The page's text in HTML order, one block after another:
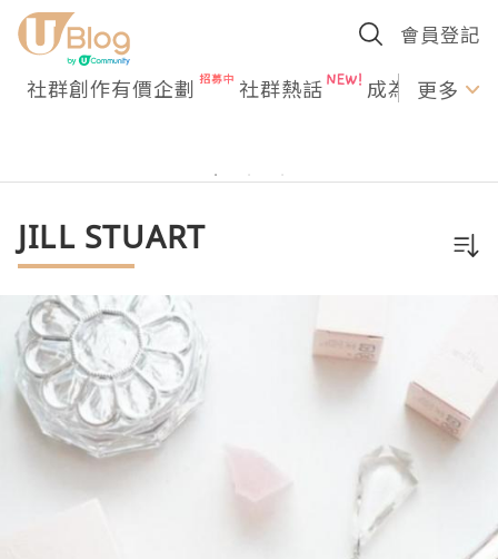
會員登記
社群創作有價企劃 社群熱話 成為U更多
JILL STUART